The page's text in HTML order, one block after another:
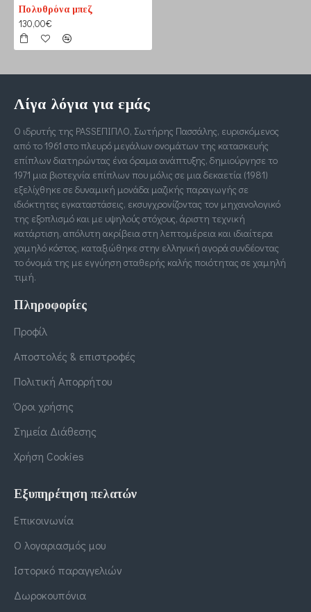
Πολυθρόνα μπεζ
130,00€
Λίγα λόγια για εμάς
Ο ιδρυτής της PASSΕΠΙΠΛΟ, Σωτήρης Πασσάλης, ευρισκόμενος
από το 1961 στο πλευρό μεγάλων ονομάτων της κατασκευής
επίπλων διατηρώντας ένα όραμα ανάπτυξης, δημιούργησε το
1971 μια βιοτεχνία επίπλων που μόλις σε μια δεκαετία (1981)
εξελίχθηκε σε δυναμική μονάδα μαζικής παραγωγής σε
ιδιόκτητες εγκαταστάσεις, εκσυγχρονίζοντας τον μηχανολογικό
της εξοπλισμό και με υψηλούς στόχους, άριστη τεχνική
κατάρτιση, απόλυτη ακρίβεια στη λεπτομέρεια και ιδιαίτερα
χαμηλό κόστος, καταξιώθηκε στην ελληνική αγορά συνδέοντας
το όνομά της με εγγύηση σταθερής καλής ποιότητας σε χαμηλή
τιμή.
Πληροφορίες
Προφίλ
Αποστολές & επιστροφές
Πολιτική Απορρήτου
Όροι χρήσης
Σημεία Διάθεσης
Χρήση Cookies
Εξυπηρέτηση πελατών
Επικοινωνία
Ο λογαριασμός μου
Ιστορικό παραγγελιών
Δωροκουπόνια